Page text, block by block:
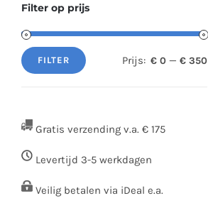
Filter op prijs
Min.
Max.
FILTER Prijs: € 0 —€ 350
Gratis verzending v.a. € 175
Levertijd 3-5 werkdagen
Veilig betalen via iDeal e.a.